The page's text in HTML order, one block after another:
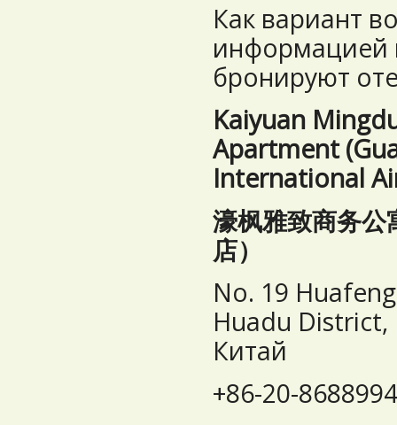
Как вариант
информацией
бронируют
Kaiyuan
Apartment
International
濠枫雅致商务公
店）
No. 19
Huadu District,
Китай
+86-20-